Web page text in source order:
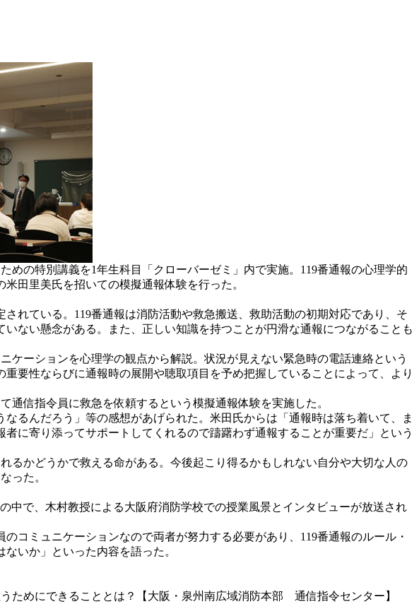
めの特別講義を1年生科目「クローバーゼミ」内で実施。119番通報の心理学的
田里美氏を招いての模擬通報体験を行った。
れている。119番通報は消防活動や救急搬送、救助活動の初期対応であり、そ
ない懸念がある。また、正しい知識を持つことが円滑な通報につながることも
ーションを心理学の観点から解説。状況が見えない緊急時の電話連絡という
要性ならびに通報時の展開や聴取項目を予め把握していることによって、より
信指令員に救急を依頼するという模擬通報体験を実施した。
るんだろう」等の感想があげられた。米田氏からは「通報時は落ち着いて、ま
に寄り添ってサポートしてくれるので躊躇わず通報することが重要だ」という
かどうかで救える命がある。今後起こり得るかもしれない自分や大切な人の
った。
中で、木村教授による大阪府消防学校での授業風景とインタビューが放送され
コミュニケーションなので両者が努力する必要があり、119番通報のルール・
いか」といった内容を語った。
ためにできることとは？【大阪・泉州南広域消防本部 通信指令センター】